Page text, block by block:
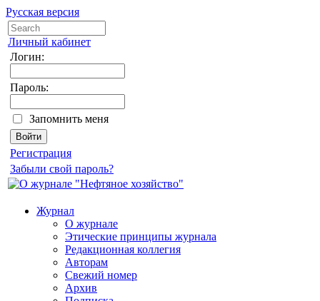
Русская версия
Личный кабинет
Логин:
Пароль:
Запомнить меня
Регистрация
Забыли свой пароль?
Журнал
О журнале
Этические принципы журнала
Редакционная коллегия
Авторам
Свежий номер
Архив